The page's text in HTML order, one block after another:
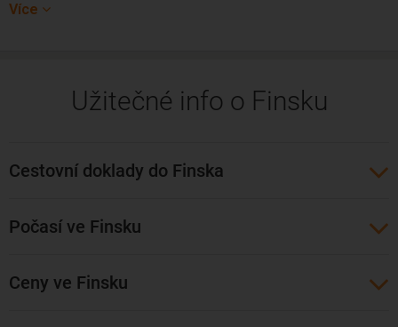
V současnosti je již mnoho továren zavřených, avšak z
město Nokia, kde se vyrábí i stejnojmenná značka mobilních
Levné letenky do Tampere lze rezervovat z
Prahy a Vídně lze letět do tohoto finského městečka s jedním
Více
Užitečné info o Finsku
Cestovní doklady do Finska
Počasí ve Finsku
Ceny ve Finsku